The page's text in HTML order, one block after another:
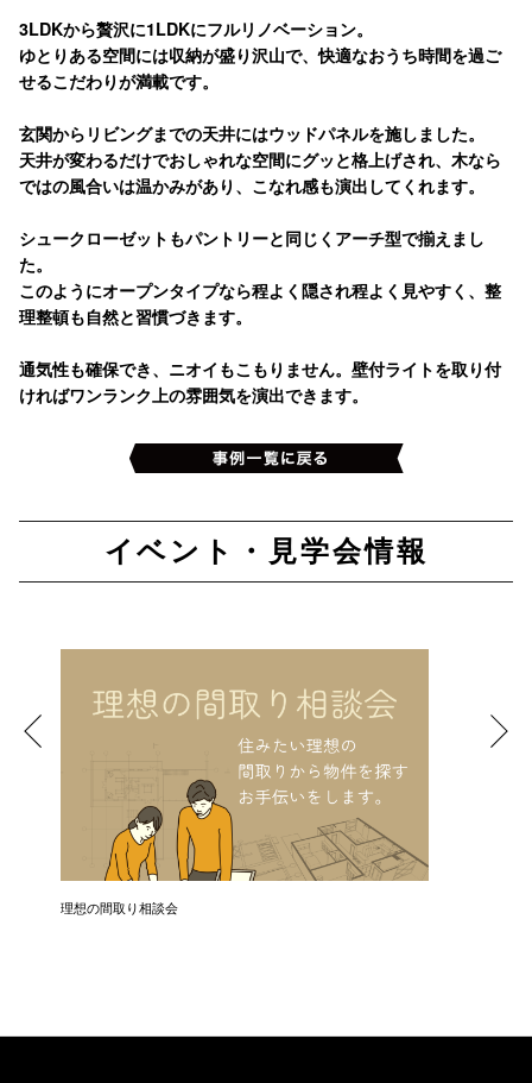
3LDKから贅沢に1LDKにフルリノベーション。
ゆとりある空間には収納が盛り沢山で、快適なおうち時間を過ご
せるこだわりが満載です。
玄関からリビングまでの天井にはウッドパネルを施しました。
天井が変わるだけでおしゃれな空間にグッと格上げされ、木なら
ではの風合いは温かみがあり、こなれ感も演出してくれます。
シュークローゼットもパントリーと同じくアーチ型で揃えまし
た。
このようにオープンタイプなら程よく隠され程よく見やすく、整
理整頓も自然と習慣づきます。
通気性も確保でき、ニオイもこもりません。壁付ライトを取り付
ければワンランク上の雰囲気を演出できます。
イベント・見学会情報
理想の間取り相談会